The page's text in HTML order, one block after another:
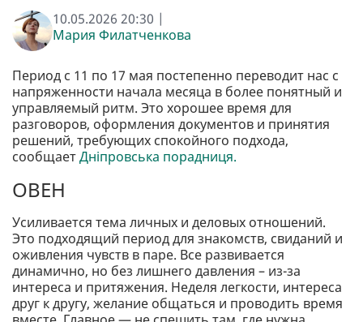
10.05.2026 20:30 |
Мария Филатченкова
Период с 11 по 17 мая постепенно переводит нас с
напряженности начала месяца в более понятный и
управляемый ритм. Это хорошее время для
разговоров, оформления документов и принятия
решений, требующих спокойного подхода,
сообщаетДніпровська порадниця.
ОВЕН
Усиливается тема личных и деловых отношений.
Это подходящий период для знакомств, свиданий и
оживления чувств в паре. Все развивается
динамично, но без лишнего давления – из-за
интереса и притяжения. Неделя легкости, интереса
друг к другу, желание общаться и проводить время